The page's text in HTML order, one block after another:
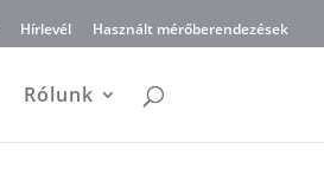
Hírlevél Használt mérőberendezések
Rólunk